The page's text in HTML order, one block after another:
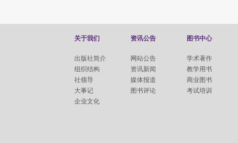
关于我们
出版社简介
组织结构
社领导
大事记
企业文化
资讯公告
网站公告
资讯新闻
媒体报道
图书评论
图书中心
学术著作
教学用书
商业图书
考试培训